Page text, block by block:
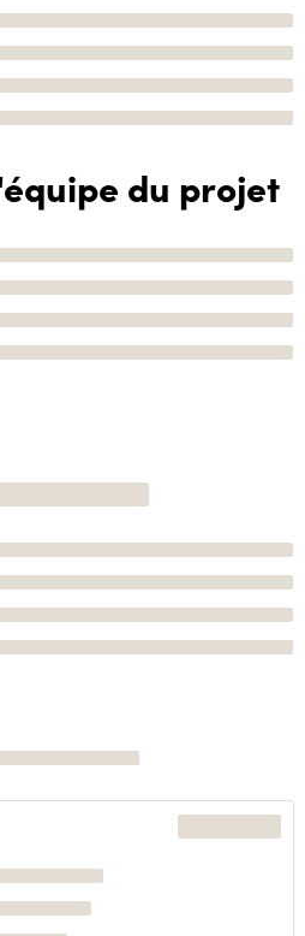
du projet